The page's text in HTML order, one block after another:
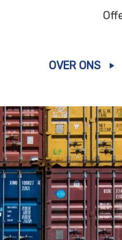
OVER ONS